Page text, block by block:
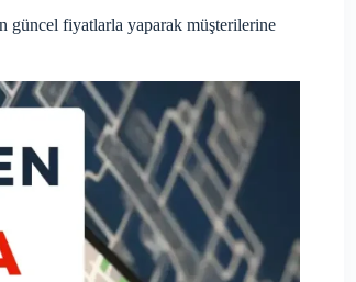
güncel fiyatlarla yaparak müşterilerine